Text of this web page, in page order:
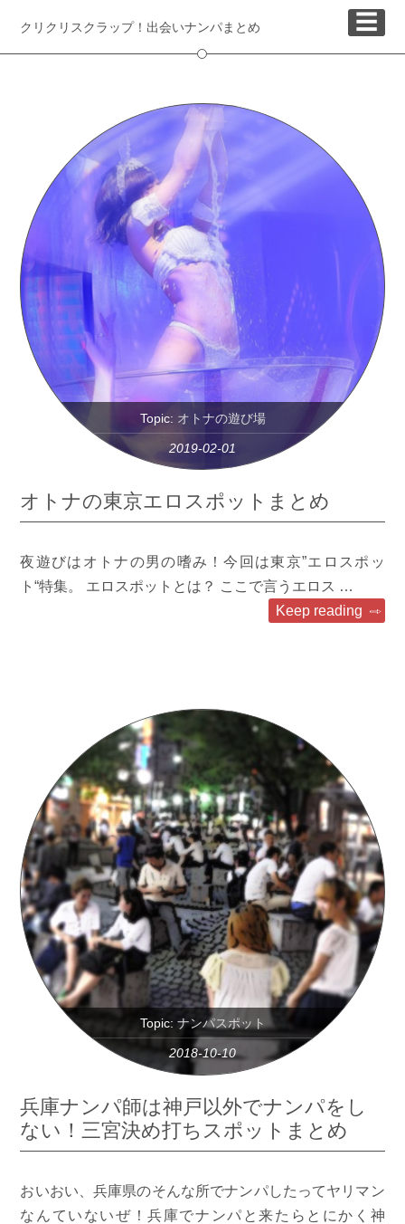
クリクリスクラップ！出会いナンパまとめ ☰
Topic: オトナの遊び場
2019-02-01
オトナの東京エロスポットまとめ
夜遊びはオトナの男の嗜み！今回は東京”エロスポッ
ト“特集。 エロスポットとは？ ここで言うエロス …
Keep reading
Topic: ナンパスポット
2018-10-10
兵庫ナンパ師は神戸以外でナンパをし
ない！三宮決め打ちスポットまとめ
おいおい、兵庫県のそんな所でナンパしたってヤリマン
なんていないぜ！兵庫でナンパと来たらとにかく神